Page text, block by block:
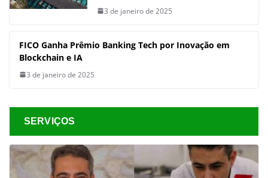
3 de janeiro de 2025
FICO Ganha Prêmio Banking Tech por Inovação em
Blockchain e IA
3 de janeiro de 2025
SERVIÇOS